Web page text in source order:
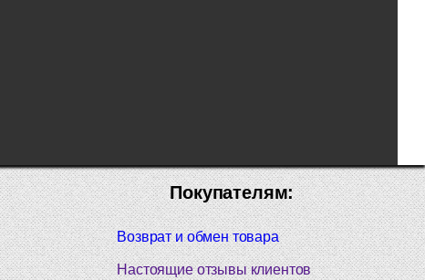
Покупателям:
Возврат и обмен товара
Настоящие отзывы клиентов